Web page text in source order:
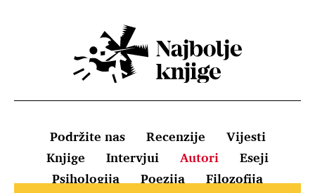
Podržite nas Recenzije
Vijesti
Knjige
Intervjui Autori
Eseji
Psihologija
Poezija Filozofija